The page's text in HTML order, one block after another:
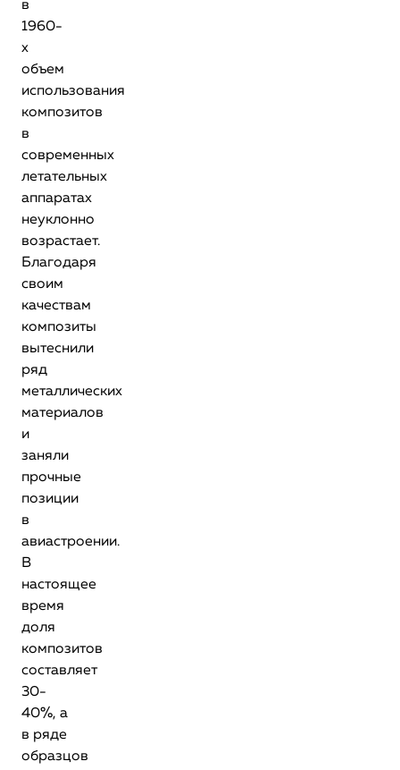
в
1960-
х
объем
использования
композитов
в
современных
летательных
аппаратах
неуклонно
возрастает.
Благодаря
своим
качествам
композиты
вытеснили
ряд
металлических
материалов
и
заняли
прочные
позиции
в
авиастроении.
В
настоящее
время
доля
композитов
составляет
30-
40%, а
в ряде
образцов